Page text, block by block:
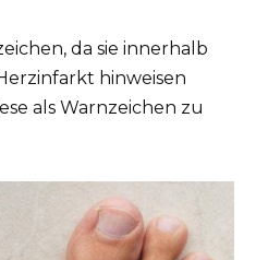
da sie innerhalb
hinweisen
als Warnzeichen zu